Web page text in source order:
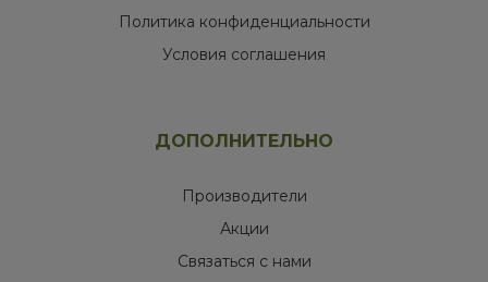
Политика конфиденциальности
Условия соглашения
ДОПОЛНИТЕЛЬНО
Производители
Акции
Связаться с нами